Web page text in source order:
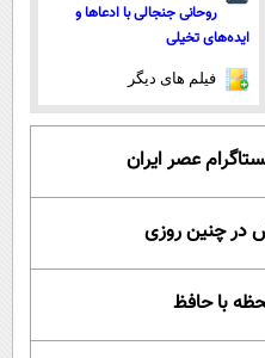
روحانی جنجالی با ادعاها و
ایده‌های تخیلی
فیلم های دیگر
عصر ایران
با حافظ